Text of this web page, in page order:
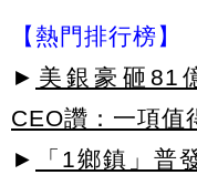
【熱門排行榜】
► 美銀豪砸81
CEO讚：一項值
►
「1鄉鎮」普